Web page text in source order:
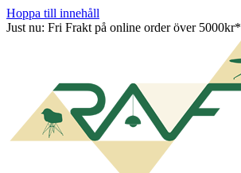
Hoppa till innehåll
Just nu: Fri Frakt på online order över 5000kr*